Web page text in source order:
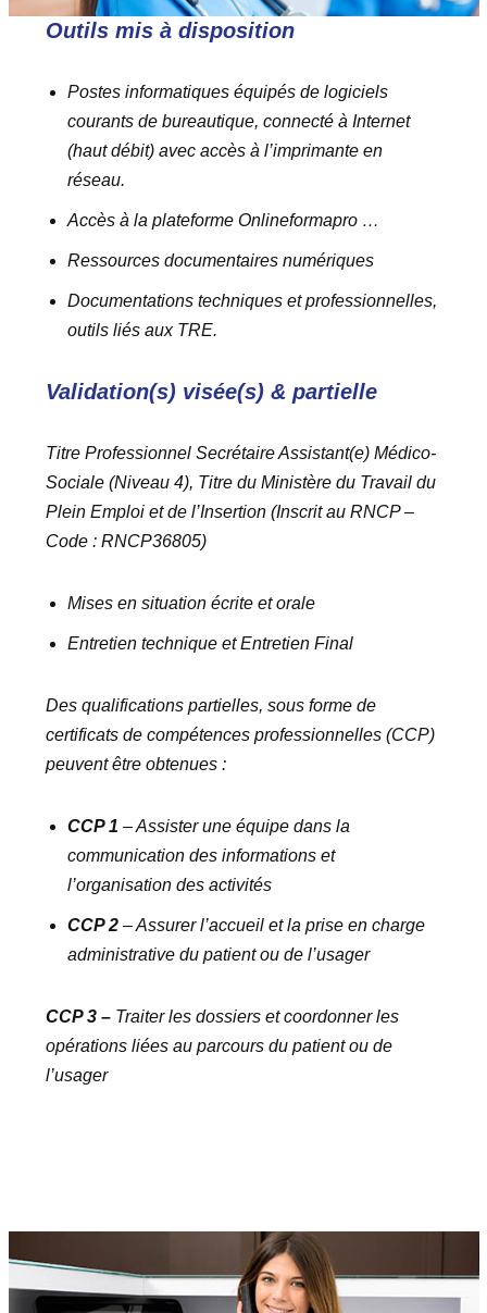
Outils mis à disposition
Postes informatiques équipés de logiciels
courants de bureautique, connecté à Internet
(haut débit) avec accès à l’imprimante en
réseau.
Accès à la plateforme Onlineformapro …
Ressources documentaires numériques
Documentations techniques et professionnelles,
outils liés aux TRE.
Validation(s) visée(s) & partielle
Titre Professionnel Secrétaire Assistant(e) Médico-
Sociale (Niveau 4), Titre du Ministère du Travail du
Plein Emploi et de l’Insertion (Inscrit au RNCP –
Code : RNCP36805)
Mises en situation écrite et orale
Entretien technique et Entretien Final
Des qualifications partielles, sous forme de
certificats de compétences professionnelles (CCP)
peuvent être obtenues :
CCP 1– Assister une équipe dans la
communication des informations et
l’organisation des activités
CCP 2 – Assurer l’accueil et la prise en charge
administrative du patient ou de l’usager
CCP 3 – Traiter les dossiers et coordonner les
opérations liées au parcours du patient ou de
l’usager